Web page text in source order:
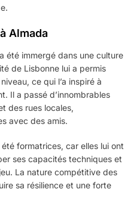
Almada
été immergé dans une culture
de Lisbonne lui a permis
ce qui l’a inspiré à
Il a passé d’innombrables
des rues locales,
avec des amis.
formatrices, car elles lui ont
ses capacités techniques et
La nature compétitive des
sa résilience et une forte